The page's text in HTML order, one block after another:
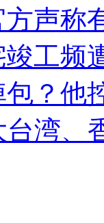
声称
竣工频
？他
湾、